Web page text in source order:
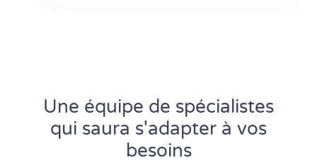
Une équipe de spécialistes
qui saura s'adapter à vos
besoins